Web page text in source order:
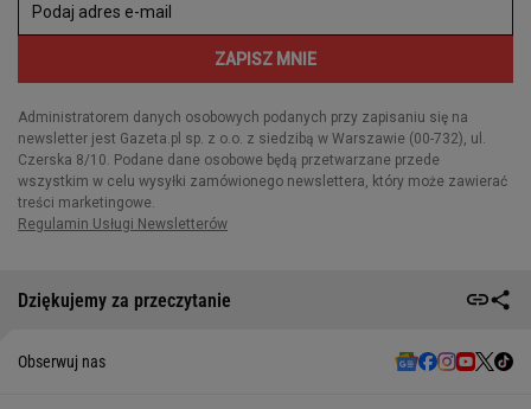
Dziękujemy za przeczytanie
Obserwuj nas